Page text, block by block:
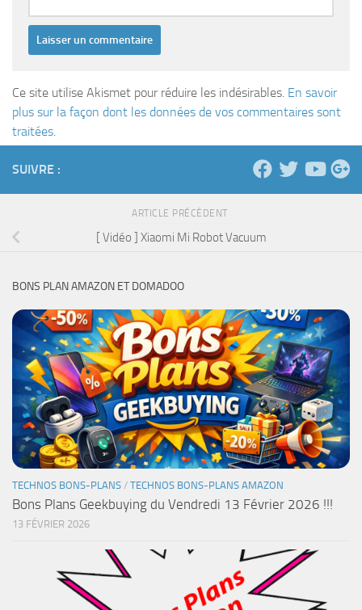
Ce site utilise Akismet pour réduire les indésirables. En savoir
plus sur la façon dont les données de vos commentaires sont
traitées.
SUIVRE :
ARTICLE PRÉCÉDENT
[ Vidéo ] Xiaomi Mi Robot Vacuum
BONS PLAN AMAZON ET DOMADOO
TECHNOS BONS-PLANS / TECHNOS BONS-PLANS AMAZON
Bons Plans Geekbuying du Vendredi 13 Février 2026 !!!
13 FÉVRIER 2026